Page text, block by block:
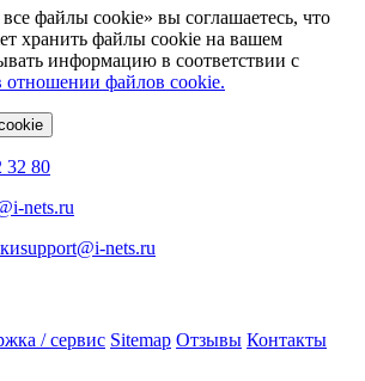
файлы cookie» вы соглашаетесь, что
хранить файлы cookie на вашем
информацию в соответствии с
отношении файлов cookie.
32 80
nets.ru
support@i-nets.ru
/ сервис Sitemap Отзывы Контакты